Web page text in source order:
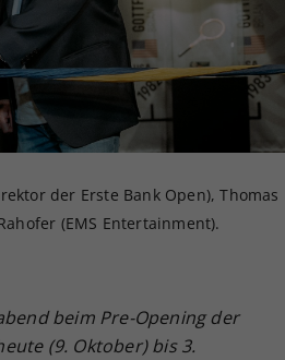
der Erste Bank Open), Thomas
(EMS Entertainment).
beim Pre-Opening der
(9. Oktober) bis 3.
Einstellungen, falls der
Betreiber dies eingestellt hat.